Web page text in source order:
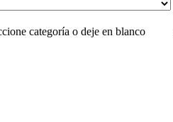
categoría o deje en blanco